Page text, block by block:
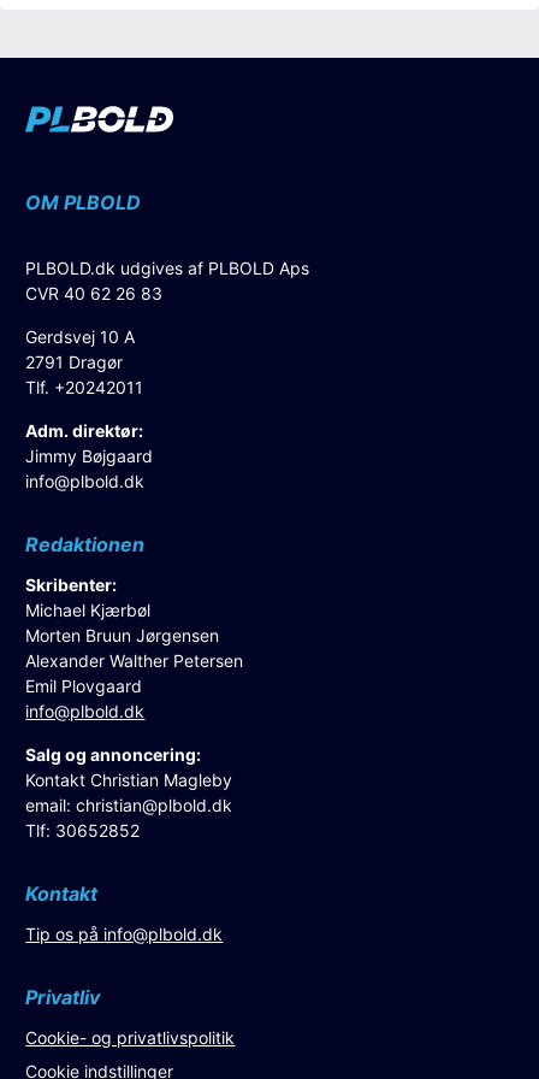
OM PLBOLD
PLBOLD.dk udgives af PLBOLD Aps
CVR 40 62 26 83
Gerdsvej 10 A
2791 Dragør
Tlf. +20242011
Adm. direktør:
Jimmy Bøjgaard
info@plbold.dk
Redaktionen
Skribenter:
Michael Kjærbøl
Morten Bruun Jørgensen
Alexander Walther Petersen
Emil Plovgaard
info@plbold.dk
Salg og annoncering:
Kontakt Christian Magleby
email:christian@plbold.dk
Tlf: 30652852
Kontakt
Tip os på info@plbold.dk
Privatliv
Cookie- og privatlivspolitik
Cookie indstillinger